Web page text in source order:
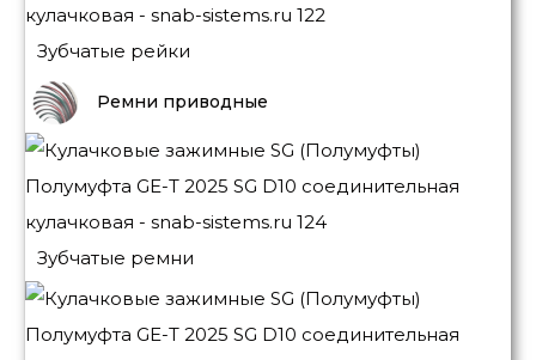
Зубчатые рейки
Ремни приводные
Зубчатые ремни